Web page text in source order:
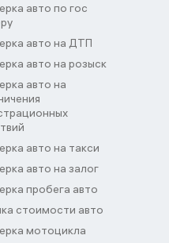
авто по гос
авто на ДТП
авто на розыск
авто на
авто на такси
авто на залог
пробега авто
стоимости авто
мотоцикла